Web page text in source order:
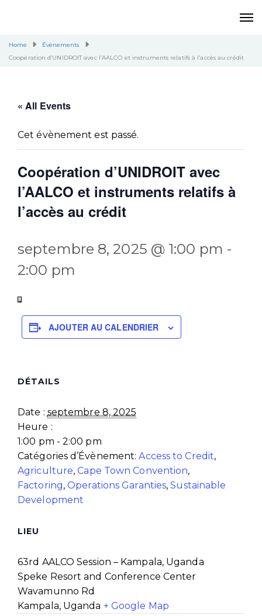
Home
Évènements
Coopération d’UNIDROIT avec l’AALCO et instruments relatifs à l’accès au crédit
« All Events
Cet évènement est passé.
Coopération d’UNIDROIT avec
l’AALCO et instruments relatifs à
l’accès au crédit
septembre 8, 2025 @ 1:00 pm -
2:00 pm
AJOUTER AU CALENDRIER
DÉTAILS
Date : septembre 8, 2025
Heure :
1:00 pm - 2:00 pm
Catégories d’Évènement: Access to Credit,
Agriculture,Cape Town Convention,
Factoring,Operations Garanties,Sustainable
Development
LIEU
63rd AALCO Session – Kampala, Uganda
Speke Resort and Conference Center
Wavamunno Rd
Kampala, Uganda + Google Map